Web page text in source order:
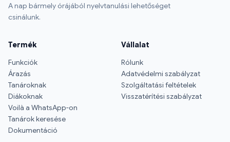
A nap bármely órájából nyelvtanulási lehetőséget
csinálunk.
Termék
Funkciók
Árazás
Tanároknak
Diákoknak
Voilà a WhatsApp-on
Tanárok keresése
Dokumentáció
Vállalat
Rólunk
Adatvédelmi szabályzat
Szolgáltatási feltételek
Visszatérítési szabályzat